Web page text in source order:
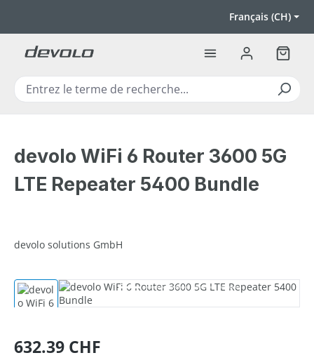
Français (CH)
Le
devolo WiFi 6 Router 3600 5G
LTE Repeater 5400 Bundle
devolo solutions GmbH
Ignorer la galerie d'images
Prix régulier :
632.39 CHF